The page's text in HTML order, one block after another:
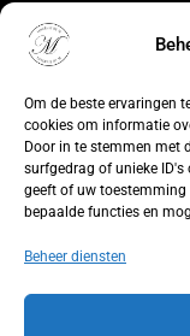
Om de beste ervaringen
cookies om informatie
Door in te stemmen met
surfgedrag of unieke ID's
geeft of uw toestemming
bepaalde functies en
Beheer diensten
De waardering